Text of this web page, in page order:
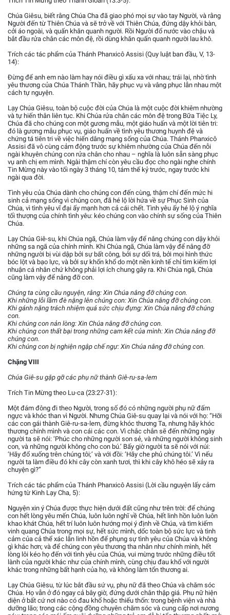
Chúa Giêsu, biết rằng Chúa Cha đã giao phó mọi sự vào tay Người, và rằng
Người đến từ Thiên Chúa và sẽ trở về với Thiên Chúa, đứng dậy khỏi bàn,
cởi áo ngoài, và quấn khăn quanh người. Rồi Người đổ nước vào chậu và
bắt đầu rửa chân các môn đệ, rồi dùng khăn quấn quanh người lau khô.
Trích các tác phẩm của Thánh Phanxicô Assisi (Quy luật ban đầu, V, 13-
14):
Đừng để anh em nào làm hay nói điều gì xấu xa với nhau; trái lại, nhờ tình
yêu thương của Chúa Thánh Thần, hãy phục vụ và vâng phục lẫn nhau một
cách tự nguyện.
Lạy Chúa Giêsu, toàn bộ cuộc đời của Chúa là một cuộc đời khiêm nhường
và tự hiến thân liên tục. Khi Chúa rửa chân các môn đệ trong Bữa Tiệc Ly,
Chúa đã cho chúng con một gương mẫu, một giáo huấn và một lời tiên tri:
đó là gương mẫu phục vụ, giáo huấn về tình yêu thương huynh đệ và
chứng tá tiên tri về việc hiến dâng mạng sống của Chúa. Thánh Phanxicô
Assisi đã vô cùng cảm động trước sự khiêm nhường của Chúa đến nỗi
ngài khuyên chúng con rửa chân cho nhau – nghĩa là luôn sẵn sàng phục
vụ anh chị em mình. Ngài thậm chí còn yêu cầu đọc cho ngài nghe chính
Tin Mừng này vào tối ngày 3 tháng 10, tám thế kỷ trước, ngay trước khi
ngài qua đời.
Tình yêu của Chúa dành cho chúng con đến cùng, thậm chí đến mức hi
sinh cả mạng sống vì chúng con, đã hé lộ lời hứa về sự Phục Sinh của
Chúa, vì tình yêu vĩ đại ấy mạnh hơn cả cái chết. Tình yêu ấy hé lộ ý nghĩa
tối thượng của chính tình yêu: kéo chúng con vào chính sự sống của Thiên
Chúa.
Lạy Chúa Giê-su, khi Chúa ngã, Chúa làm vậy để nâng chúng con dậy khỏi
những sa ngã của chính mình. Khi Chúa ngã, Chúa làm vậy để nâng đỡ
những người bị vùi dập bởi sự bất công, bởi sự dối trá, bởi mọi hình thức
bóc lột và bạo lực, và bởi sự khốn khổ do một nền kinh tế chỉ tìm kiếm lợi
nhuận cá nhân chứ không phải lợi ích chung gây ra. Khi Chúa ngã, Chúa
cũng làm vậy để nâng đỡ con.
Chúng ta cùng cầu nguyện, rằng: Xin Chúa nâng đỡ chúng con.
Khi những lỗi lầm đè nặng lên chúng con: Xin Chúa nâng đỡ chúng con.
Khi gánh nặng trách nhiệm quá sức chịu đựng: Xin Chúa nâng đỡ chúng
con.
Khi chúng con nản lòng: Xin Chúa nâng đỡ chúng con.
Khi chúng con thất bại trong những cam kết của mình: Xin Chúa nâng đỡ
chúng con.
Khi chúng con bị nghiện ngập chế ngự: Xin Chúa nâng đỡ chúng con.
Chặng VIII
Chúa Giê-su gặp gỡ các phụ nữ thành Giê-ru-sa-lem
Trích Tin Mừng theo Lu-ca (23:27-31):
Một đám đông đi theo Người, trong số đó có những người phụ nữ đấm
ngực và khóc than vì Người. Nhưng Chúa Giê-su quay lại và nói với họ: “Hỡi
các con gái thành Giê-ru-sa-lem, đừng khóc thương Ta, nhưng hãy khóc
thương chính mình và con cái các con. Vì chắc chắn sẽ đến những ngày
người ta sẽ nói: ‘Phúc cho những người son sẻ, và những người không sinh
con, và những người không cho con bú.’ Bấy giờ người ta sẽ nói với núi:
‘Hãy đổ xuống trên chúng tôi;’ và với đồi: ‘Hãy che phủ chúng tôi.’ Vì nếu
người ta làm điều đó khi cây còn xanh tươi, thì khi cây khô héo sẽ xảy ra
chuyện gì?”
Trích các tác phẩm của Thánh Phanxicô Assisi (Lời cầu nguyện lấy cảm
hứng từ Kinh Lạy Cha, 5):
Nguyện xin ý Chúa được thực hiện dưới đất cũng như trên trời: để chúng
con hết lòng yêu mến Chúa, luôn luôn nghĩ về Chúa, hết linh hồn luôn luôn
khao khát Chúa, hết trí luôn luôn hướng mọi ý định về Chúa, và tìm kiếm
vinh quang Chúa trong mọi sự, hết sức mình, dốc toàn bộ sức lực và tình
cảm của cả thể xác lẫn linh hồn để phụng sự tình yêu của Chúa và không
gì khác hơn; và để chúng con yêu thương tha nhân như chính mình, hết
lòng lôi kéo họ đến với tình yêu của Chúa, vui mừng trước những điều tốt
lành của người khác như của chính mình, cùng chịu đau khổ với người
khác trong những bất hạnh của họ, và không làm tổn thương ai.
Lạy Chúa Giêsu, từ lúc bắt đầu sứ vụ, phụ nữ đã theo Chúa và chăm sóc
Chúa. Họ vẫn ở đó ngay cả bây giờ, đứng dưới chân thập giá. Phụ nữ hiện
diện ở bất cứ nơi nào có đau khổ hoặc thiếu thốn: trong bệnh viện và nhà
dưỡng lão; trong các cộng đồng chuyên chăm sóc và cung cấp nơi nương